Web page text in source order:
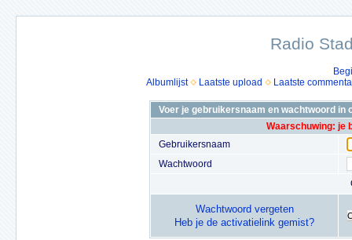
Radio
Albumlijst
Laatste upload Laatste
Voer je gebruikersnaam en wachtwoord in
Waarschuwing: je
Gebruikersnaam
Wachtwoord
Wachtwoord vergeten
Heb je de activatielink gemist?